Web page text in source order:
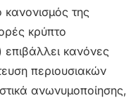
της
κρύπτο
επιβάλλει κανόνες
περιουσιακών
ανωνυμοποίησης,